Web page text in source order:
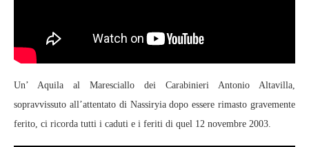
Un’ Aquila al Maresciallo dei Carabinieri Antonio Altavilla,
sopravvissuto all’attentato di Nassiryia dopo essere rimasto gravemente
ferito, ci ricorda tutti i caduti e i feriti di quel 12 novembre 2003.